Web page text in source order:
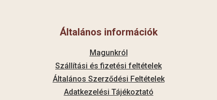
Általános információk
Magunkról
Szállítási és fizetési feltételek
Általános Szerződési Feltételek
Adatkezelési Tájékoztató